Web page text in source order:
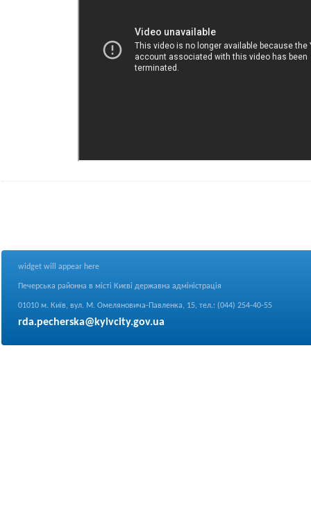
widget will appear here
Печерська районна в місті Києві державна адміністрація
01010 м. Київ, вул. М. Омеляновича-Павленка, 15, тел.: (044) 254-40-55
rda.pecherska@kyivcity.gov.ua